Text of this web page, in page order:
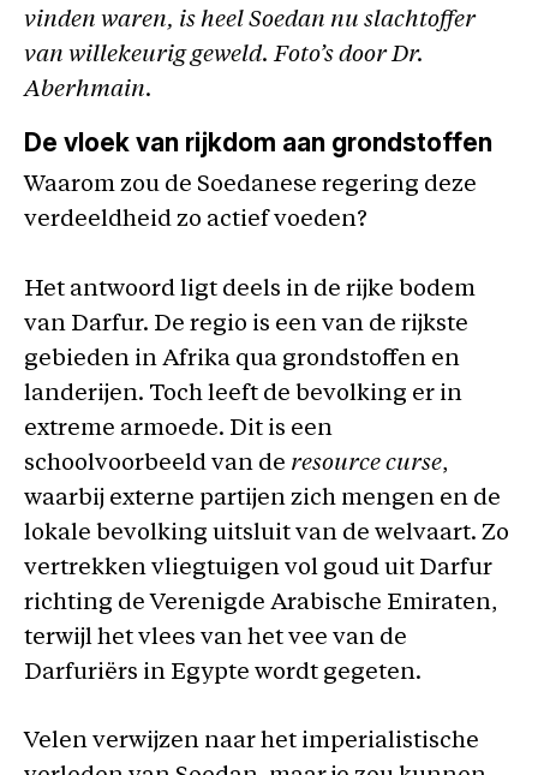
vinden waren, is heel Soedan nu slachtoffer
van willekeurig geweld. Foto’s door Dr.
Aberhmain.
De vloek van rijkdom aan grondstoffen
Waarom zou de Soedanese regering deze
verdeeldheid zo actief voeden?
Het antwoord ligt deels in de rijke bodem
van Darfur. De regio is een van de rijkste
gebieden in Afrika qua grondstoffen en
landerijen. Toch leeft de bevolking er in
extreme armoede. Dit is een
schoolvoorbeeld van de resource curse,
waarbij externe partijen zich mengen en de
lokale bevolking uitsluit van de welvaart. Zo
vertrekken vliegtuigen vol goud uit Darfur
richting de Verenigde Arabische Emiraten,
terwijl het vlees van het vee van de
Darfuriërs in Egypte wordt gegeten.
Velen verwijzen naar het imperialistische